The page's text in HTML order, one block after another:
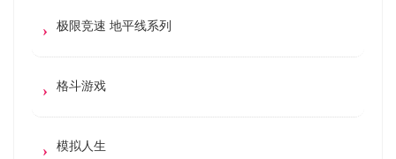
极限竞速 地平线系列
格斗游戏
模拟人生